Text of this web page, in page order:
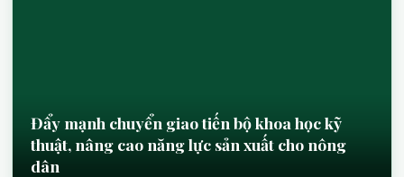
Đẩy mạnh chuyển giao tiến bộ khoa học kỹ
thuật, nâng cao năng lực sản xuất cho nông
dân